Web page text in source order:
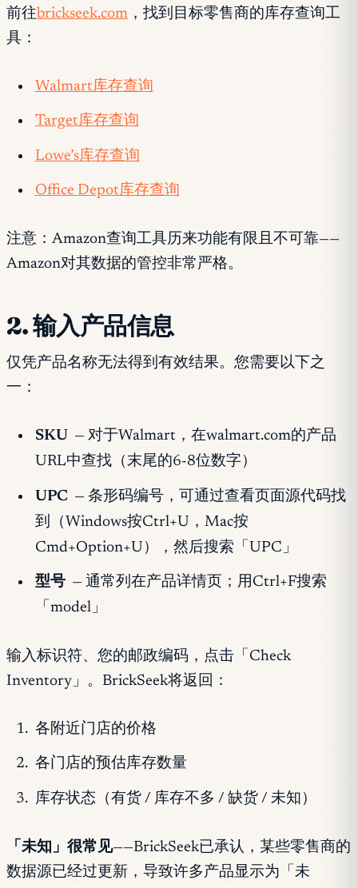
前往brickseek.com ，找到目标零售商的库存查询工
具：
Walmart库存查询
Target库存查询
Lowe’s库存查询
Office Depot库存查询
注意：Amazon查询工具历来功能有限且不可靠——
Amazon对其数据的管控非常严格。
2. 输入产品信息
仅凭产品名称无法得到有效结果。您需要以下之
一：
SKU — 对于Walmart，在walmart.com的产品
URL中查找（末尾的6-8位数字）
UPC — 条形码编号，可通过查看页面源代码找
到（Windows按Ctrl+U，Mac按
Cmd+Option+U），然后搜索「UPC」
型号 — 通常列在产品详情页；用Ctrl+F搜索
「model」
输入标识符、您的邮政编码，点击「Check
Inventory」。BrickSeek将返回：
各附近门店的价格
各门店的预估库存数量
库存状态（有货 / 库存不多 / 缺货 / 未知）
「未知」很常见——BrickSeek已承认，某些零售商的
数据源已经过更新，导致许多产品显示为「未